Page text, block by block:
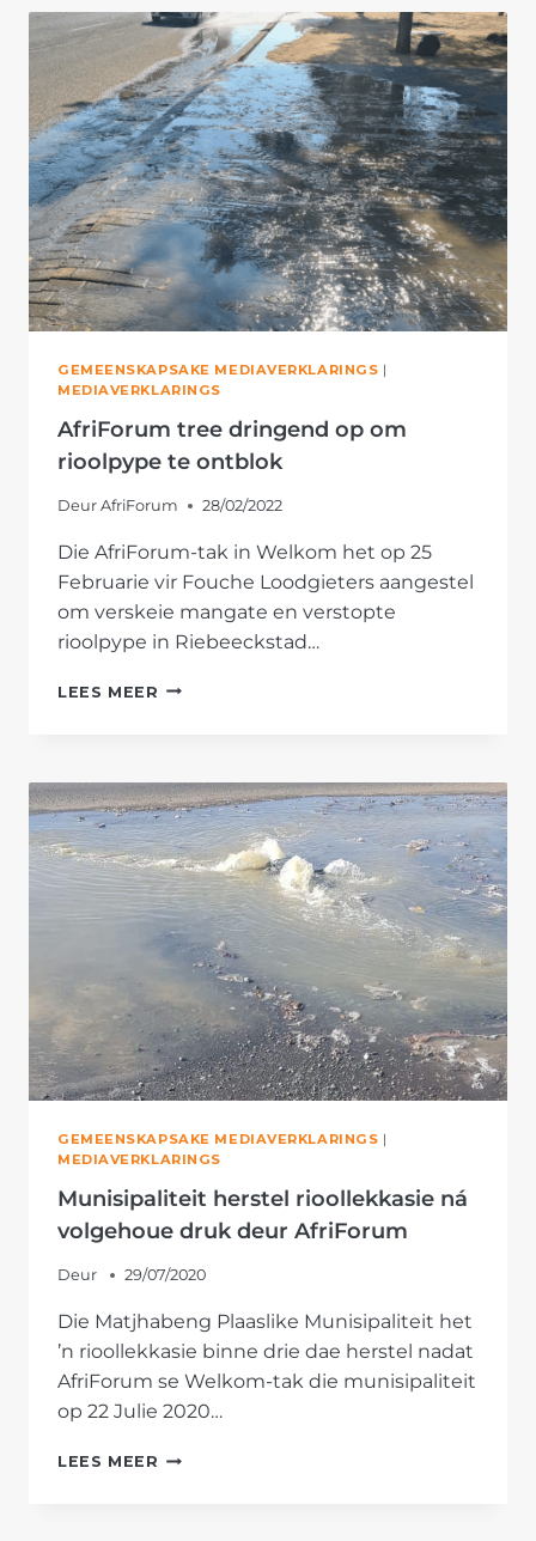
IN
TEEN
MUNISIPALE
BESTUURDER
VAN
MATJHABENG
PLAASLIKE
MUNISIPALITEIT
GEMEENSKAPSAKE MEDIAVERKLARINGS |
MEDIAVERKLARINGS
AfriForum tree dringend op om
rioolpype te ontblok
Deur AfriForum 28/02/2022
Die AfriForum-tak in Welkom het op 25
Februarie vir Fouche Loodgieters aangestel
om verskeie mangate en verstopte
rioolpype in Riebeeckstad…
LEES MEER AFRIFORUM
OM
RIOOLPYPE
TE
ONTBLOK
GEMEENSKAPSAKE MEDIAVERKLARINGS |
MEDIAVERKLARINGS
Munisipaliteit herstel rioollekkasie ná
volgehoue druk deur AfriForum
Deur 29/07/2020
Die Matjhabeng Plaaslike Munisipaliteit het
’n rioollekkasie binne drie dae herstel nadat
AfriForum se Welkom-tak die munisipaliteit
op 22 Julie 2020…
LEES MEER MUNISIPALITEIT